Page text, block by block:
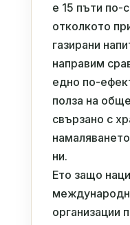
е 15 пъти по-
отколкото
газирани
направим
едно по-
полза на
свързано с
ни.
Ето защо
организации